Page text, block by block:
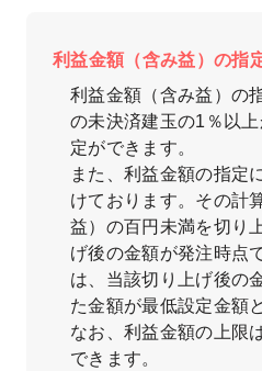
利益金額（含み益）の指
利益金額（含み益）の
の未決済建玉の1％以
定ができます。
また、利益金額の指定
けております。その計
益）の百円未満を切り
げ後の金額が発注時点
は、当該切り上げ後の
た金額が最低設定金額
なお、利益金額の上限
できます。